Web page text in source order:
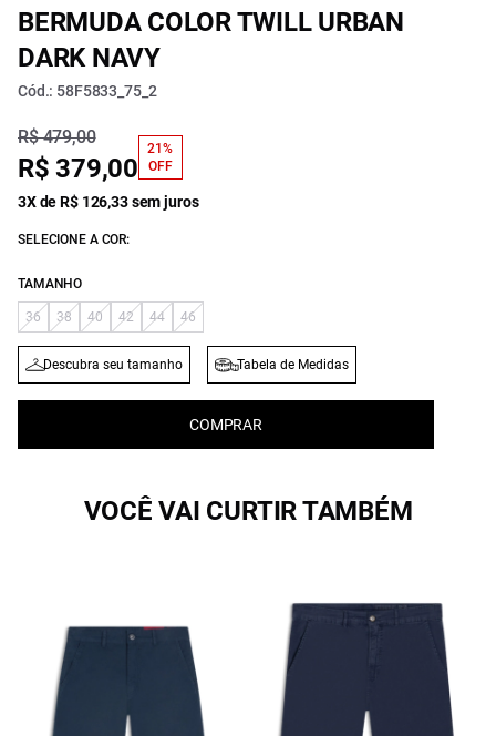
BERMUDA COLOR TWILL URBAN
DARK NAVY
Cód.: 58F5833_75_2
R$ 479,00
R$ 379,00
21%
OFF
3X de R$ 126,33 sem juros
SELECIONE A COR:
TAMANHO
36 38 40 42 44 46
Descubra seu tamanho Tabela de Medidas
COMPRAR
VOCÊ VAI CURTIR TAMBÉM